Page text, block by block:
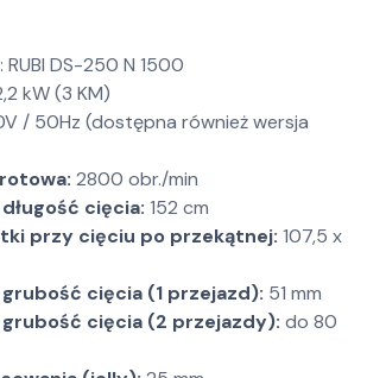
DS-250 N 1500
kW (3 KM)
/ 50Hz (dostępna również wersja
2800 obr./min
cięcia: 152 cm
przy cięciu po przekątnej: 107,5 x
cięcia (1 przejazd): 51 mm
grubość cięcia (2 przejazdy): do 80